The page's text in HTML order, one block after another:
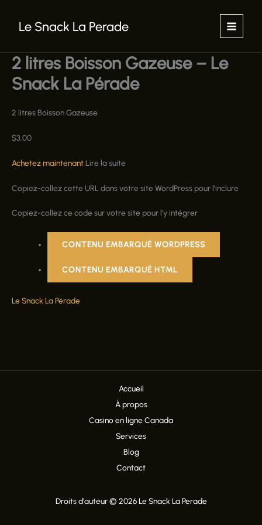
contenuLe Snack La Perade
2 litres Boisson Gazeuse – Le
Snack La Pérade
2 litres Boisson Gazeuse
$3.00
Achetez maintenant Lire la suite
Copiez-collez cette URL dans votre site WordPress pour l’inclure
Copiez-collez ce code sur votre site pour l’y intégrer
CONTENU EMBARQUÉ WORDPRESS
CONTENU EMBARQUÉ HTML
Le Snack La Pérade
Accueil
À propos
Casino en ligne Canada
Services
Blog
Contact
Droits d'auteur © 2026 Le Snack La Perade